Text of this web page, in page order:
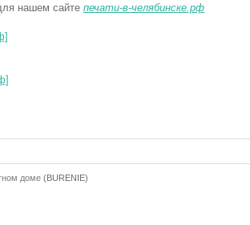
нашем сайте печати-в-челябинске.рф
доме (BURENIE)